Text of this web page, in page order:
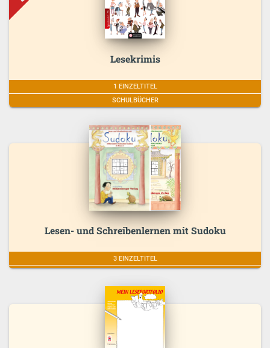
Lesekrimis
1 EINZELTITEL
SCHULBÜCHER
Lesen- und Schreibenlernen mit Sudoku
3 EINZELTITEL